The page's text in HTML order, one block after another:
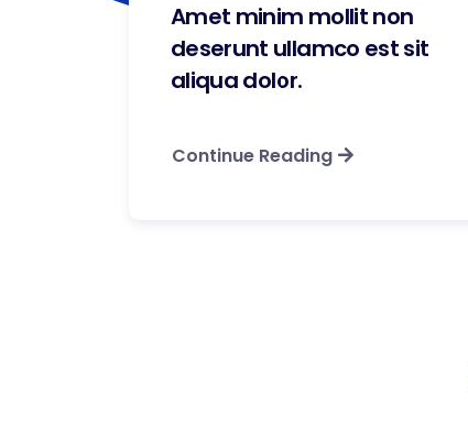
Amet minim mollit non
deserunt ullamco est sit
aliqua dolor.
Continue Reading